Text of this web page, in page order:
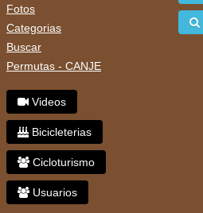
Fotos
Categorias
Buscar
Permutas - CANJE
Videos
Bicicleterias
Cicloturismo
Usuarios